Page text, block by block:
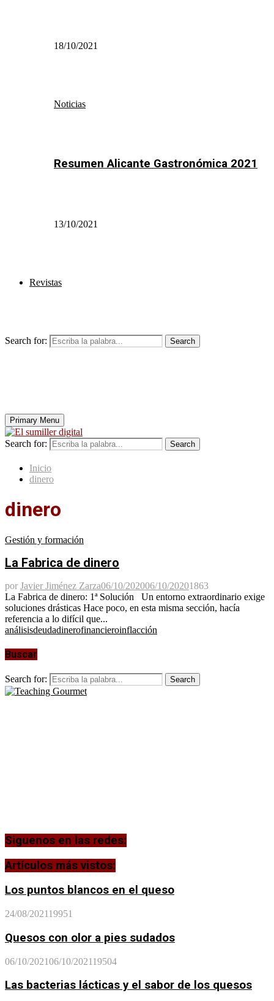
18/10/2021
Noticias
Resumen Alicante Gastronómica 2021
13/10/2021
Revistas
Search for: Search
Primary Menu
Search for: Search
Inicio
dinero
dinero
Gestión y formación
La Fabrica de dinero
por Javier Jiménez Zarza06/10/202006/10/20201863
La Fabrica de dinero: 1ª Solución Un entorno extraordinario exige
soluciones drásticas Hace poco, en esta misma sección, hacía
referencia a lo difícil que...
análisisdeudadinerofinancieroinflacción
Buscar
Search for: Search
Siguenos en las redes:
Artículos más vistos:
Los puntos blancos en el queso
24/08/202119951
Quesos con olor a pies sudados
06/10/202106/10/202119504
Las bacterias lácticas y el sabor de los quesos